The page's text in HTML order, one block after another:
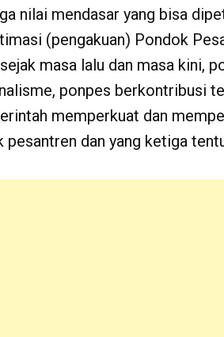
nilai mendasar yang bisa
(pengakuan) Pondok
masa lalu dan masa kini,
ponpes berkontribusi
memperkuat dan
dan yang ketiga